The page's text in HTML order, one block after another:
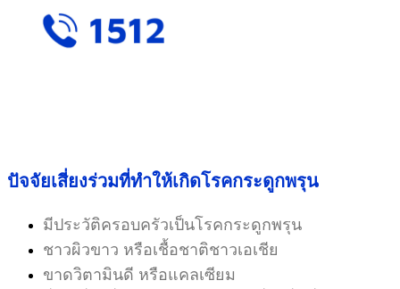
ปัจจัยเสี่ยงร่วมที่ทำให้เกิดโรคกระดูกพรุน
มีประวัติครอบครัวเป็นโรคกระดูกพรุน
ชาวผิวขาว หรือเชื้อชาติชาวเอเชีย
ขาดวิตามินดี หรือแคลเซียม